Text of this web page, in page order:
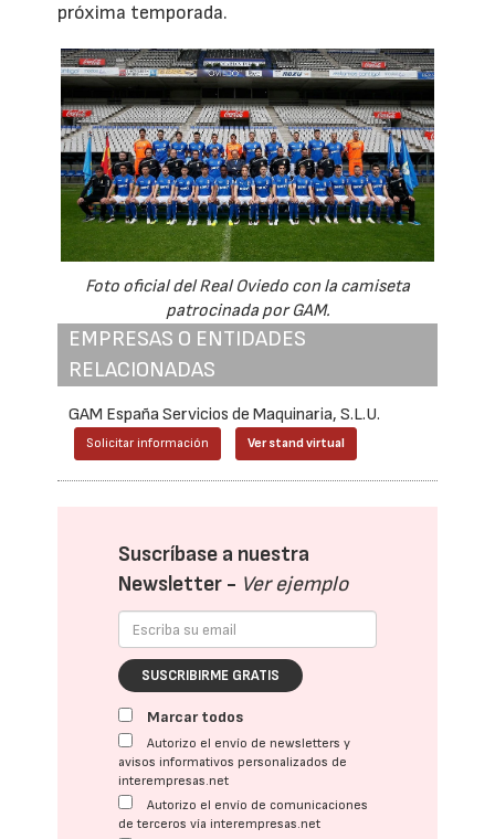
próxima temporada.
Foto oficial del Real Oviedo con la camiseta
patrocinada por GAM.
EMPRESAS O ENTIDADES
RELACIONADAS
GAM España Servicios de Maquinaria, S.L.U.
Solicitar información Ver stand virtual
Suscríbase a nuestra
Newsletter - Ver ejemplo
SUSCRIBIRME GRATIS
Marcar todos
Autorizo el envío de newsletters y
avisos informativos personalizados de
interempresas.net
Autorizo el envío de comunicaciones
de terceros vía interempresas.net